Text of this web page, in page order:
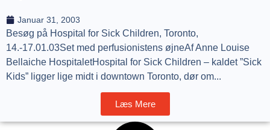
Januar 31, 2003
Besøg på Hospital for Sick Children, Toronto,
14.-17.01.03Set med perfusionistens øjneAf Anne Louise
Bellaiche HospitaletHospital for Sick Children – kaldet ”Sick
Kids” ligger lige midt i downtown Toronto, dør om...
Læs Mere